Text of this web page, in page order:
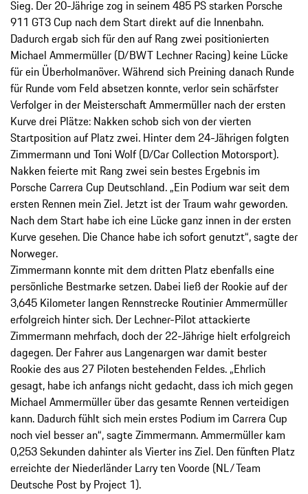
Sieg. Der 20-Jährige zog in seinem 485 PS starken Porsche
911 GT3 Cup nach dem Start direkt auf die Innenbahn.
Dadurch ergab sich für den auf Rang zwei positionierten
Michael Ammermüller (D/BWT Lechner Racing) keine Lücke
für ein Überholmanöver. Während sich Preining danach Runde
für Runde vom Feld absetzen konnte, verlor sein schärfster
Verfolger in der Meisterschaft Ammermüller nach der ersten
Kurve drei Plätze: Nakken schob sich von der vierten
Startposition auf Platz zwei. Hinter dem 24-Jährigen folgten
Zimmermann und Toni Wolf (D/Car Collection Motorsport).
Nakken feierte mit Rang zwei sein bestes Ergebnis im
Porsche Carrera Cup Deutschland. „Ein Podium war seit dem
ersten Rennen mein Ziel. Jetzt ist der Traum wahr geworden.
Nach dem Start habe ich eine Lücke ganz innen in der ersten
Kurve gesehen. Die Chance habe ich sofort genutzt“, sagte der
Norweger.
Zimmermann konnte mit dem dritten Platz ebenfalls eine
persönliche Bestmarke setzen. Dabei ließ der Rookie auf der
3,645 Kilometer langen Rennstrecke Routinier Ammermüller
erfolgreich hinter sich. Der Lechner-Pilot attackierte
Zimmermann mehrfach, doch der 22-Jährige hielt erfolgreich
dagegen. Der Fahrer aus Langenargen war damit bester
Rookie des aus 27 Piloten bestehenden Feldes. „Ehrlich
gesagt, habe ich anfangs nicht gedacht, dass ich mich gegen
Michael Ammermüller über das gesamte Rennen verteidigen
kann. Dadurch fühlt sich mein erstes Podium im Carrera Cup
noch viel besser an“, sagte Zimmermann. Ammermüller kam
0,253 Sekunden dahinter als Vierter ins Ziel. Den fünften Platz
erreichte der Niederländer Larry ten Voorde (NL/Team
Deutsche Post by Project 1).